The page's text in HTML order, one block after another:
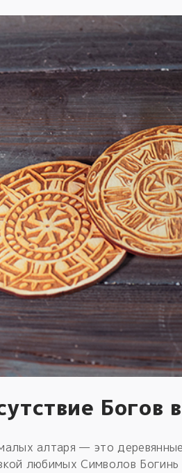
алтаря — это
любимых Символов